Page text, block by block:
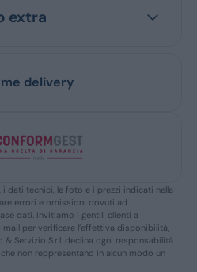
extra
delivery
dati tecnici, le foto e i prezzi indicati nella
errori e omissioni dovuti ad
dati. Invitiamo i gentili clienti a
per verificare l’effettiva disponibilità,
Servizio S.r.l. declina ogni responsabilità
non reppresentano in alcun modo un